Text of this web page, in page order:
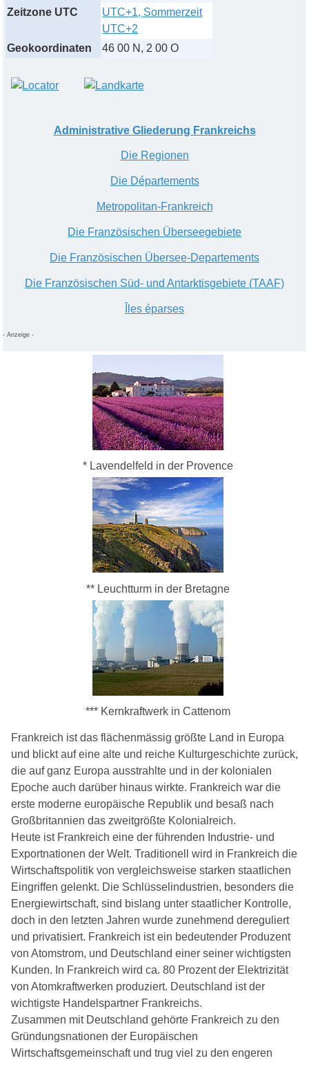
Zeitzone UTC
UTC+1, Sommerzeit
UTC+2
Geokoordinaten
46 00 N, 2 00 O
Administrative Gliederung Frankreichs
Die Regionen
Die Départements
Metropolitan-Frankreich
Die Französischen Überseegebiete
Die Französischen Übersee-Departements
Die Französischen Süd- und Antarktisgebiete (TAAF)
Îles éparses
- Anzeige -
* Lavendelfeld in der Provence
** Leuchtturm in der Bretagne
*** Kernkraftwerk in Cattenom
Frankreich ist das flächenmässig größte Land in Europa
und blickt auf eine alte und reiche Kulturgeschichte zurück,
die auf ganz Europa ausstrahlte und in der kolonialen
Epoche auch darüber hinaus wirkte. Frankreich war die
erste moderne europäische Republik und besaß nach
Großbritannien das zweitgrößte Kolonialreich.
Heute ist Frankreich eine der führenden Industrie- und
Exportnationen der Welt. Traditionell wird in Frankreich die
Wirtschaftspolitik von vergleichsweise starken staatlichen
Eingriffen gelenkt. Die Schlüsselindustrien, besonders die
Energiewirtschaft, sind bislang unter staatlicher Kontrolle,
doch in den letzten Jahren wurde zunehmend dereguliert
und privatisiert. Frankreich ist ein bedeutender Produzent
von Atomstrom, und Deutschland einer seiner wichtigsten
Kunden. In Frankreich wird ca. 80 Prozent der Elektrizität
von Atomkraftwerken produziert. Deutschland ist der
wichtigste Handelspartner Frankreichs.
Zusammen mit Deutschland gehörte Frankreich zu den
Gründungsnationen der Europäischen
Wirtschaftsgemeinschaft und trug viel zu den engeren